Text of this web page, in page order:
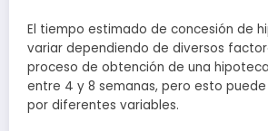
El tiempo estimado de concesión de
variar dependiendo de diversos
proceso de obtención de una
entre 4 y 8 semanas, pero esto
por diferentes variables.